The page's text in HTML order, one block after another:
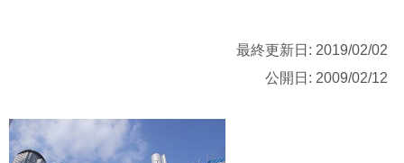
最終更新日: 2019/02/02
公開日: 2009/02/12